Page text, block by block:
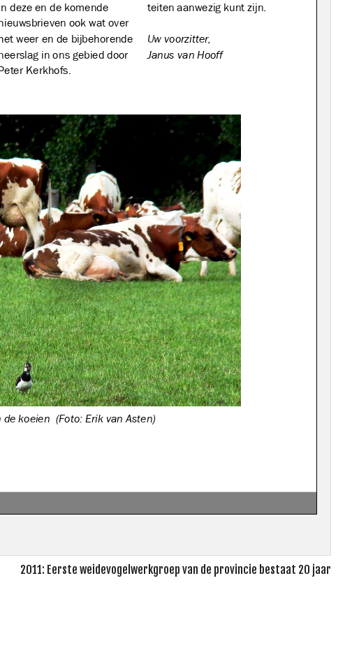
2011: Eerste weidevogelwerkgroep van de provincie bestaat 20 jaar